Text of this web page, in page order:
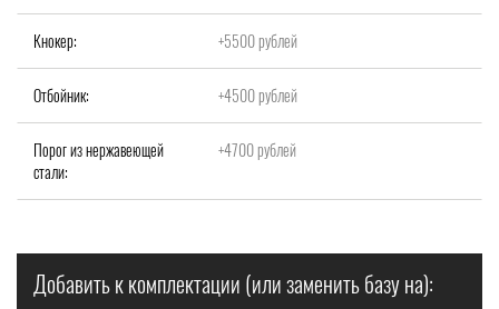
Кнокер: +5500 рублей
Отбойник: +4500 рублей
Порог из нержавеющей
стали:
+4700 рублей
Добавить к комплектации (или заменить базу на):